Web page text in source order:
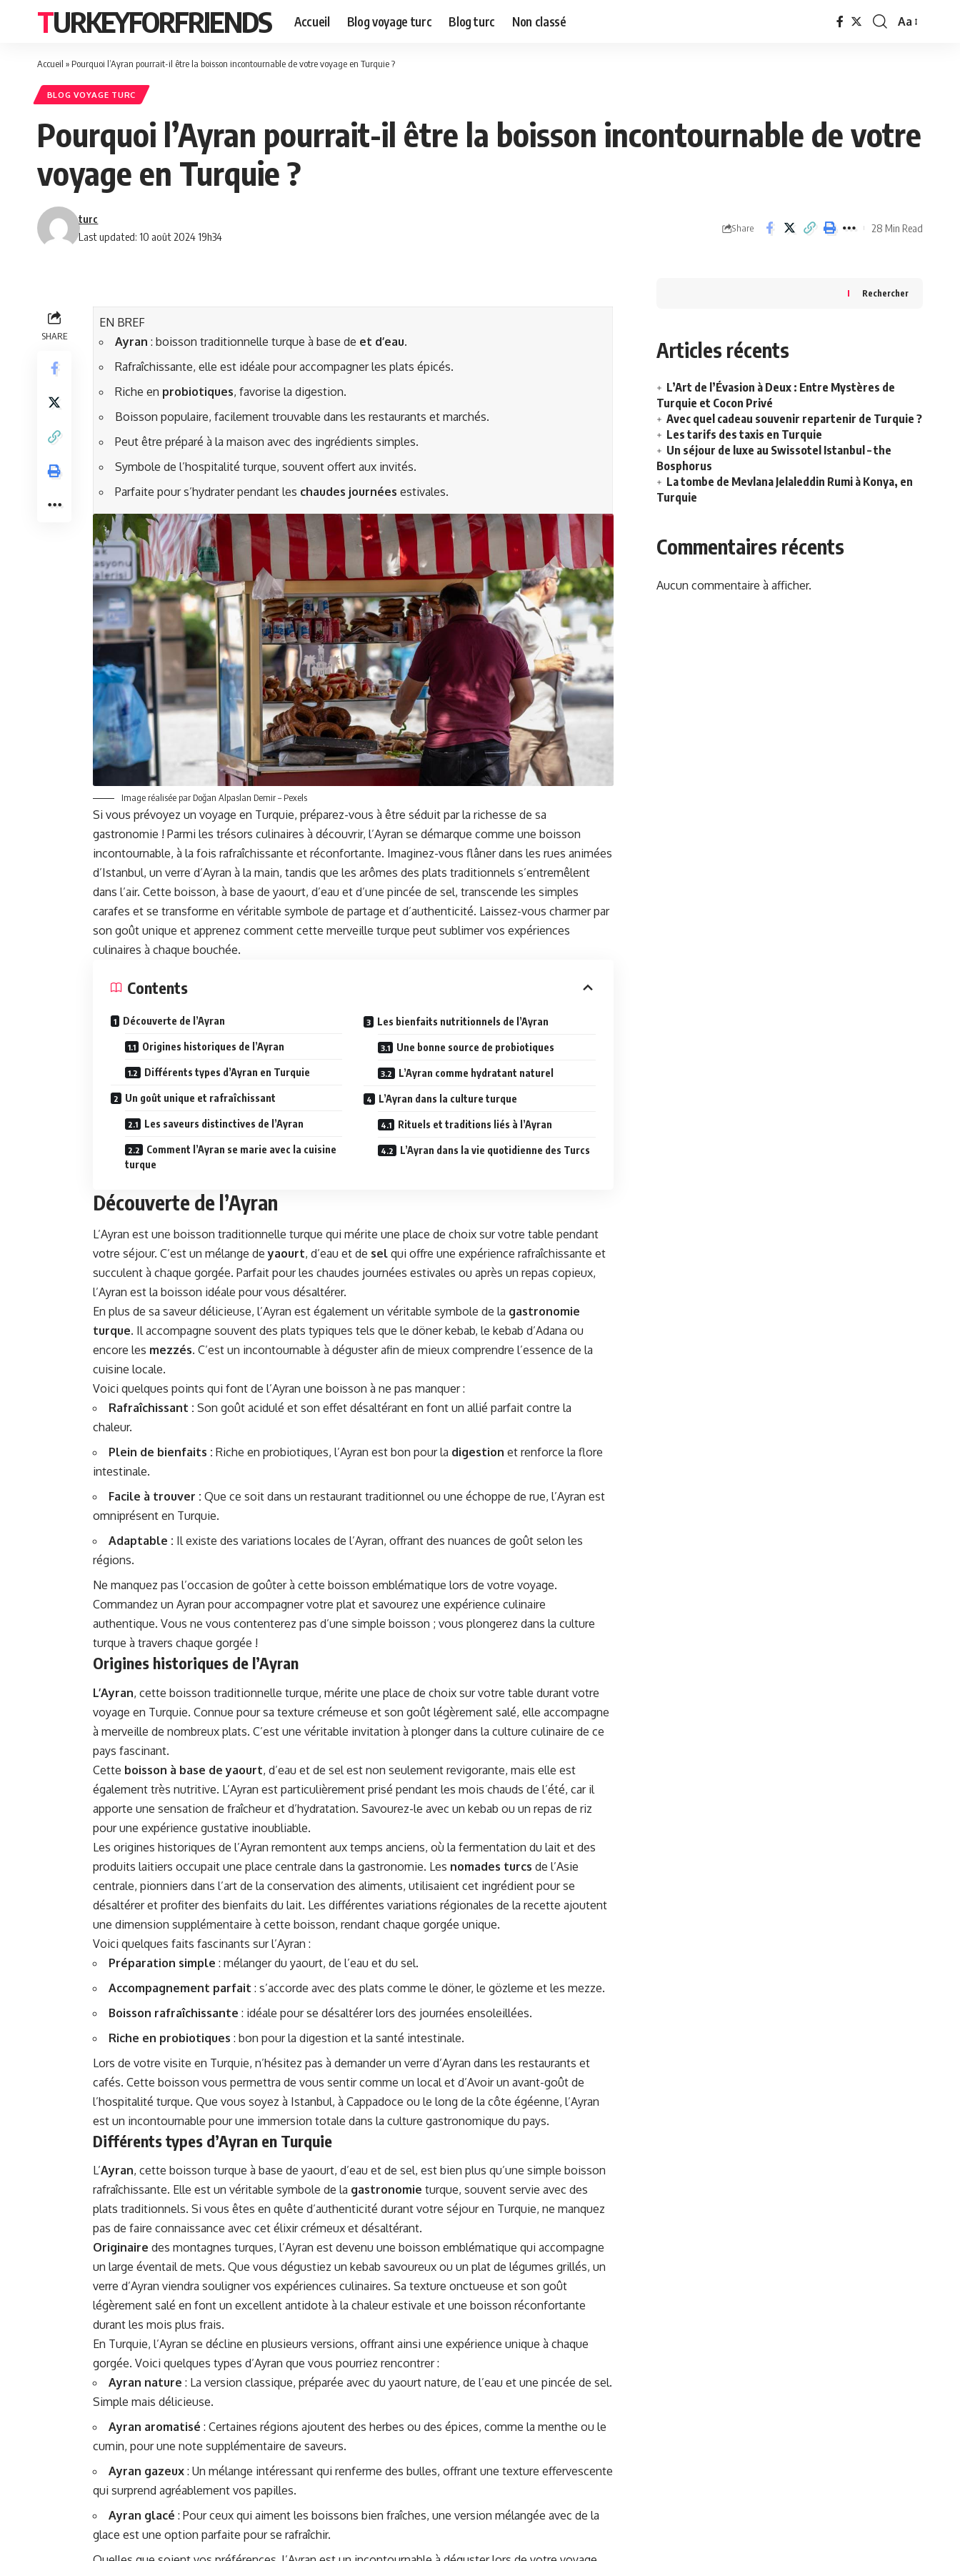
TURKEYFORFRIENDS Accueil Blog voyage turc Blog turc Non classé
Font
Aa
Accueil » Pourquoi l’Ayran pourrait-il être la boisson incontournable de votre voyage en Turquie ?
BLOG VOYAGE TURC
Pourquoi l’Ayran pourrait-il être la boisson incontournable de votre
voyage en Turquie ?
Last updated: 10 août 2024 19h34
turc
Share 28 Min Read
SHARE
EN BREF
Ayran : boisson traditionnelle turque à base de et d’eau.
Rafraîchissante, elle est idéale pour accompagner les plats épicés.
Riche en probiotiques, favorise la digestion.
Boisson populaire, facilement trouvable dans les restaurants et marchés.
Peut être préparé à la maison avec des ingrédients simples.
Symbole de l’hospitalité turque, souvent offert aux invités.
Parfaite pour s’hydrater pendant les chaudes journées estivales.
Image réalisée par Doğan Alpaslan Demir – Pexels
Si vous prévoyez un voyage en Turquie, préparez-vous à être séduit par la richesse de sa
gastronomie ! Parmi les trésors culinaires à découvrir, l’Ayran se démarque comme une boisson
incontournable, à la fois rafraîchissante et réconfortante. Imaginez-vous flâner dans les rues animées
d’Istanbul, un verre d’Ayran à la main, tandis que les arômes des plats traditionnels s’entremêlent
dans l’air. Cette boisson, à base de yaourt, d’eau et d’une pincée de sel, transcende les simples
carafes et se transforme en véritable symbole de partage et d’authenticité. Laissez-vous charmer par
son goût unique et apprenez comment cette merveille turque peut sublimer vos expériences
culinaires à chaque bouchée.
Contents
Découverte de l’Ayran
Origines historiques de l’Ayran
Différents types d’Ayran en Turquie
Un goût unique et rafraîchissant
Les saveurs distinctives de l’Ayran
Comment l’Ayran se marie avec la cuisine
turque
Les bienfaits nutritionnels de l’Ayran
Une bonne source de probiotiques
L’Ayran comme hydratant naturel
L’Ayran dans la culture turque
Rituels et traditions liés à l’Ayran
L’Ayran dans la vie quotidienne des Turcs
Découverte de l’Ayran
L’Ayran est une boisson traditionnelle turque qui mérite une place de choix sur votre table pendant
votre séjour. C’est un mélange deyaourt, d’eau et de sel qui offre une expérience rafraîchissante et
succulent à chaque gorgée. Parfait pour les chaudes journées estivales ou après un repas copieux,
l’Ayran est la boisson idéale pour vous désaltérer.
En plus de sa saveur délicieuse, l’Ayran est également un véritable symbole de la gastronomie
turque. Il accompagne souvent des plats typiques tels que le döner kebab, le kebab d’Adana ou
encore les mezzés. C’est un incontournable à déguster afin de mieux comprendre l’essence de la
cuisine locale.
Voici quelques points qui font de l’Ayran une boisson à ne pas manquer :
Rafraîchissant : Son goût acidulé et son effet désaltérant en font un allié parfait contre la
chaleur.
Plein de bienfaits : Riche en probiotiques, l’Ayran est bon pour la digestion et renforce la flore
intestinale.
Facile à trouver : Que ce soit dans un restaurant traditionnel ou une échoppe de rue, l’Ayran est
omniprésent en Turquie.
Adaptable : Il existe des variations locales de l’Ayran, offrant des nuances de goût selon les
régions.
Ne manquez pas l’occasion de goûter à cette boisson emblématique lors de votre voyage.
Commandez un Ayran pour accompagner votre plat et savourez une expérience culinaire
authentique. Vous ne vous contenterez pas d’une simple boisson ; vous plongerez dans la culture
turque à travers chaque gorgée !
Origines historiques de l’Ayran
L’Ayran, cette boisson traditionnelle turque, mérite une place de choix sur votre table durant votre
voyage en Turquie. Connue pour sa texture crémeuse et son goût légèrement salé, elle accompagne
à merveille de nombreux plats. C’est une véritable invitation à plonger dans la culture culinaire de ce
pays fascinant.
Cette boisson à base de yaourt, d’eau et de sel est non seulement revigorante, mais elle est
également très nutritive. L’Ayran est particulièrement prisé pendant les mois chauds de l’été, car il
apporte une sensation de fraîcheur et d’hydratation. Savourez-le avec un kebab ou un repas de riz
pour une expérience gustative inoubliable.
Les origines historiques de l’Ayran remontent aux temps anciens, où la fermentation du lait et des
produits laitiers occupait une place centrale dans la gastronomie. Les nomades turcs de l’Asie
centrale, pionniers dans l’art de la conservation des aliments, utilisaient cet ingrédient pour se
désaltérer et profiter des bienfaits du lait. Les différentes variations régionales de la recette ajoutent
une dimension supplémentaire à cette boisson, rendant chaque gorgée unique.
Voici quelques faits fascinants sur l’Ayran :
Préparation simple : mélanger du yaourt, de l’eau et du sel.
Accompagnement parfait : s’accorde avec des plats comme le döner, le gözleme et les mezze.
Boisson rafraîchissante : idéale pour se désaltérer lors des journées ensoleillées.
Riche en probiotiques : bon pour la digestion et la santé intestinale.
Lors de votre visite en Turquie, n’hésitez pas à demander un verre d’Ayran dans les restaurants et
cafés. Cette boisson vous permettra de vous sentir comme un local et d’Avoir un avant-goût de
l’hospitalité turque. Que vous soyez à Istanbul, à Cappadoce ou le long de la côte égéenne, l’Ayran
est un incontournable pour une immersion totale dans la culture gastronomique du pays.
Différents types d’Ayran en Turquie
L’Ayran, cette boisson turque à base de yaourt, d’eau et de sel, est bien plus qu’une simple boisson
rafraîchissante. Elle est un véritable symbole de la gastronomie turque, souvent servie avec des
plats traditionnels. Si vous êtes en quête d’authenticité durant votre séjour en Turquie, ne manquez
pas de faire connaissance avec cet élixir crémeux et désaltérant.
Originaire des montagnes turques, l’Ayran est devenu une boisson emblématique qui accompagne
un large éventail de mets. Que vous dégustiez un kebab savoureux ou un plat de légumes grillés, un
verre d’Ayran viendra souligner vos expériences culinaires. Sa texture onctueuse et son goût
légèrement salé en font un excellent antidote à la chaleur estivale et une boisson réconfortante
durant les mois plus frais.
En Turquie, l’Ayran se décline en plusieurs versions, offrant ainsi une expérience unique à chaque
gorgée. Voici quelques types d’Ayran que vous pourriez rencontrer :
Ayran nature : La version classique, préparée avec du yaourt nature, de l’eau et une pincée de sel.
Simple mais délicieuse.
Ayran aromatisé : Certaines régions ajoutent des herbes ou des épices, comme la menthe ou le
cumin, pour une note supplémentaire de saveurs.
Ayran gazeux : Un mélange intéressant qui renferme des bulles, offrant une texture effervescente
qui surprend agréablement vos papilles.
Ayran glacé : Pour ceux qui aiment les boissons bien fraîches, une version mélangée avec de la
glace est une option parfaite pour se rafraîchir.
Rechercher
Articles récents
L’Art de l’Évasion à Deux : Entre Mystères de
Turquie et Cocon Privé
Avec quel cadeau souvenir repartenir de Turquie ?
Les tarifs des taxis en Turquie
Un séjour de luxe au Swissotel Istanbul – the
Bosphorus
La tombe de Mevlana Jelaleddin Rumi à Konya, en
Turquie
Commentaires récents
Aucun commentaire à afficher.